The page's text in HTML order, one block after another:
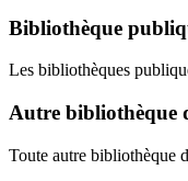
Bibliothèque
Les bibliothèques
Autre bibliothèque
Toute autre bibliothèque